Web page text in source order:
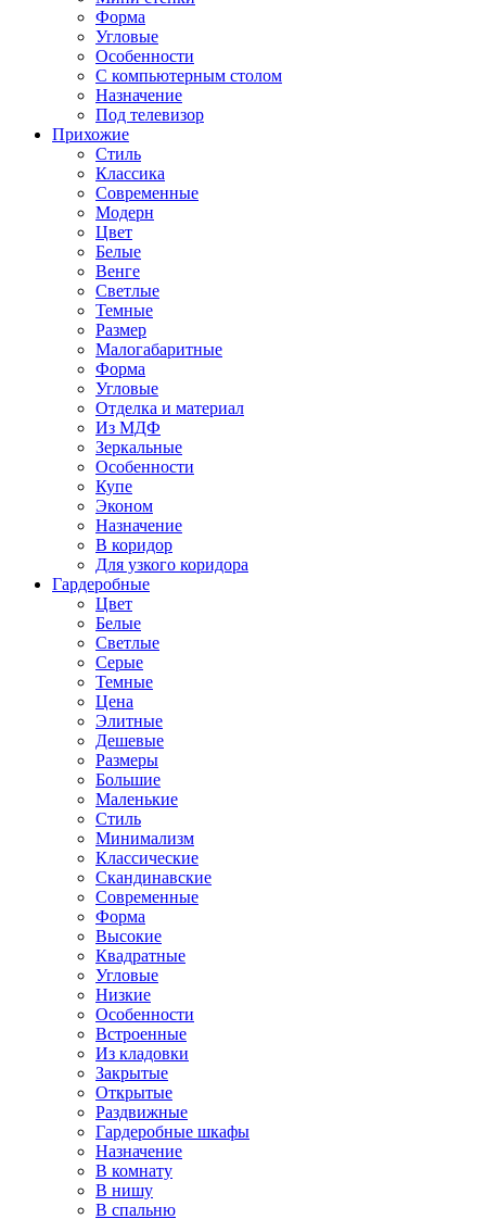
Форма
Угловые
Особенности
С компьютерным столом
Назначение
Под телевизор
Прихожие
Стиль
Классика
Современные
Модерн
Цвет
Белые
Венге
Светлые
Темные
Размер
Малогабаритные
Форма
Угловые
Отделка и материал
Из МДФ
Зеркальные
Особенности
Купе
Эконом
Назначение
В коридор
Для узкого коридора
Гардеробные
Цвет
Белые
Светлые
Серые
Темные
Цена
Элитные
Дешевые
Размеры
Большие
Маленькие
Стиль
Минимализм
Классические
Скандинавские
Современные
Форма
Высокие
Квадратные
Угловые
Низкие
Особенности
Встроенные
Из кладовки
Закрытые
Открытые
Раздвижные
Гардеробные шкафы
Назначение
В комнату
В нишу
В спальню